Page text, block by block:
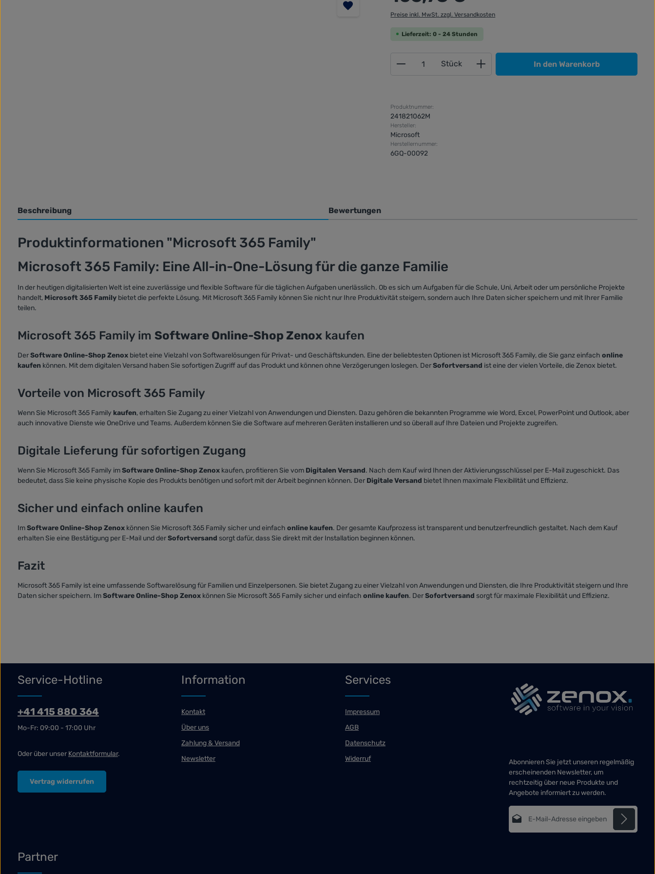
Preise inkl. MwSt. zzgl. Versandkosten
Lieferzeit: 0 - 24 Stunden
Produkt Anzahl: Gib den gewünschten Wert
Stück In den Warenkorb
Produktnummer:
241821062M
Hersteller:
Microsoft
Herstellernummer:
6GQ-00092
Beschreibung Bewertungen
Produktinformationen "Microsoft 365 Family"
Microsoft 365 Family: Eine All-in-One-Lösung für die ganze Familie
In der heutigen digitalisierten Welt ist eine zuverlässige und flexible Software für die täglichen Aufgaben unerlässlich. Ob es sich um Aufgaben für die Schule, Uni, Arbeit oder um persönliche Projekte
handelt, Microsoft 365 Family bietet die perfekte Lösung. Mit Microsoft 365 Family können Sie nicht nur Ihre Produktivität steigern, sondern auch Ihre Daten sicher speichern und mit Ihrer Familie
teilen.
Microsoft 365 Family im Software Online-Shop Zenox kaufen
DerSoftware Online-Shop Zenox bietet eine Vielzahl von Softwarelösungen für Privat- und Geschäftskunden. Eine der beliebtesten Optionen ist Microsoft 365 Family, die Sie ganz einfach online
kaufen können. Mit dem digitalen Versand haben Sie sofortigen Zugriff auf das Produkt und können ohne Verzögerungen loslegen. DerSofortversand ist eine der vielen Vorteile, die Zenox bietet.
Vorteile von Microsoft 365 Family
Wenn Sie Microsoft 365 Family kaufen, erhalten Sie Zugang zu einer Vielzahl von Anwendungen und Diensten. Dazu gehören die bekannten Programme wie Word, Excel, PowerPoint und Outlook, aber
auch innovative Dienste wie OneDrive und Teams. Außerdem können Sie die Software auf mehreren Geräten installieren und so überall auf Ihre Dateien und Projekte zugreifen.
Digitale Lieferung für sofortigen Zugang
Wenn Sie Microsoft 365 Family imSoftware Online-Shop Zenox kaufen, profitieren Sie vom Digitalen Versand. Nach dem Kauf wird Ihnen der Aktivierungsschlüssel per E-Mail zugeschickt. Das
bedeutet, dass Sie keine physische Kopie des Produkts benötigen und sofort mit der Arbeit beginnen können. Der Digitale Versand bietet Ihnen maximale Flexibilität und Effizienz.
Sicher und einfach online kaufen
ImSoftware Online-Shop Zenox können Sie Microsoft 365 Family sicher und einfach online kaufen. Der gesamte Kaufprozess ist transparent und benutzerfreundlich gestaltet. Nach dem Kauf
erhalten Sie eine Bestätigung per E-Mail und derSofortversand sorgt dafür, dass Sie direkt mit der Installation beginnen können.
Fazit
Microsoft 365 Family ist eine umfassende Softwarelösung für Familien und Einzelpersonen. Sie bietet Zugang zu einer Vielzahl von Anwendungen und Diensten, die Ihre Produktivität steigern und Ihre
Daten sicher speichern. ImSoftware Online-Shop Zenox können Sie Microsoft 365 Family sicher und einfach online kaufen. DerSofortversand sorgt für maximale Flexibilität und Effizienz.
Service-Hotline
+41 415 880 364
Mo-Fr: 09:00 - 17:00 Uhr
Oder über unser Kontaktformular.
Vertrag widerrufen
Information
Kontakt
Über uns
Zahlung & Versand
Newsletter
Services
Impressum
AGB
Datenschutz
Widerruf
Abonnieren Sie jetzt unseren regelmäßig
erscheinenden Newsletter, um
rechtzeitig über neue Produkte und
Angebote informiert zu werden.
E-Mail-Adresse*
Partner